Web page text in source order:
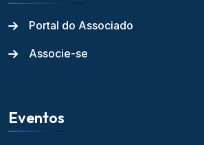
Portal do Associado
Associe-se
Eventos